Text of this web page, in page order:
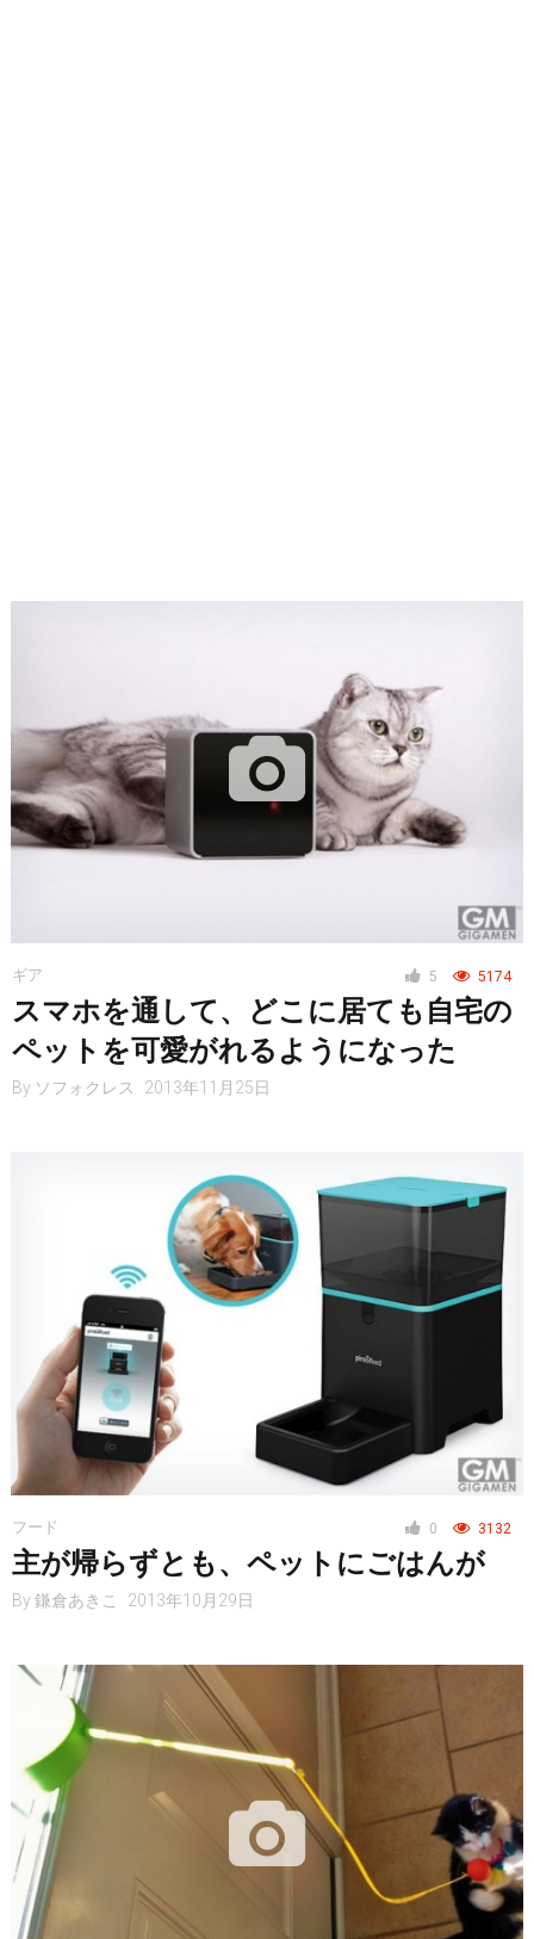
5 5174
ギア
スマホを通して、どこに居ても自宅の
ペットを可愛がれるようになった
By ソフォクレス 2013年11月25日
0 3132
フード
主が帰らずとも、ペットにごはんが
By 鎌倉あきこ 2013年10月29日